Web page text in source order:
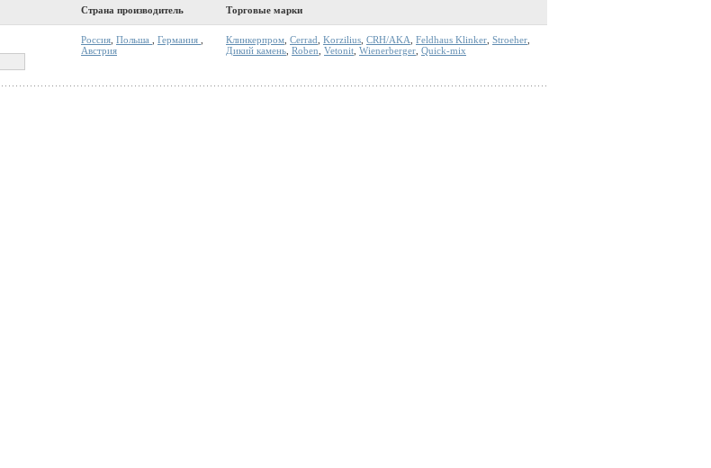
Страна производитель Торговые марки
Россия Польша Германия
Австрия
Клинкерпром Cerrad Korzilius CRH/AKA Feldhaus Klinker Stroeher
Дикий камень Roben Vetonit Wienerberger Quick-mix